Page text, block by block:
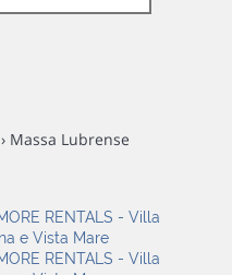
› Massa Lubrense